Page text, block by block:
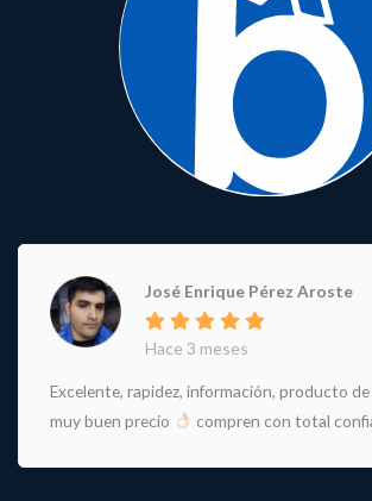
José Enrique Pérez Aroste
Hace 3 meses
Excelente, rapidez, información, producto de
muy buen precio
compren con total